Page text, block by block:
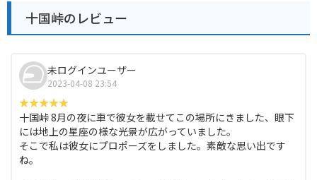
十国峠のレビュー
未ログインユーザー
2023-04-08 23:54
十国峠 8月の夜に車で彼女を載せてこの場所にきました、眼下
には地上の星座の様な光景が広がっていました。
そこで私は彼女にプロポーズをしました。素敵な思い出です
ね。